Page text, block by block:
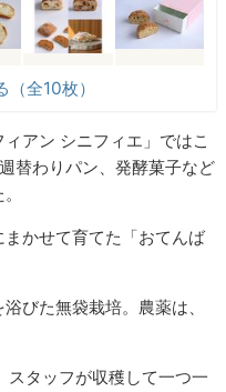
全10枚）
アン シニフィエ」ではこ
替わりパン、発酵菓子など
かせて育てた「おてんば
びた無袋栽培。農薬は、
タッフが収穫して一つ一